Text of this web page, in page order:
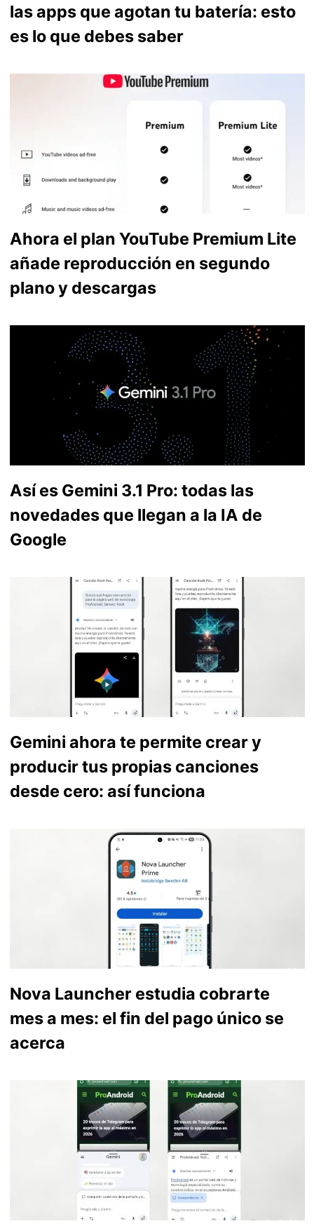
las apps que agotan tu batería: esto
es lo que debes saber
Ahora el plan YouTube Premium Lite
añade reproducción en segundo
plano y descargas
Así es Gemini 3.1 Pro: todas las
novedades que llegan a la IA de
Google
Gemini ahora te permite crear y
producir tus propias canciones
desde cero: así funciona
Nova Launcher estudia cobrarte
mes a mes: el fin del pago único se
acerca